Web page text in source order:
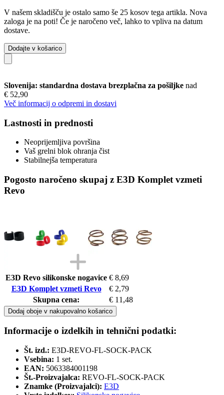
V našem skladišču je ostalo samo še 25 kosov tega artikla. Nova
zaloga je na poti! Če je naročeno več, lahko to vpliva na datum
dostave.
Dodajte v košarico
Slovenija: standardna dostava brezplačna za pošiljke nad
€ 52,90
Več informacij o odpremi in dostavi
Lastnosti in prednosti
Neoprijemljiva površina
Vaš grelni blok ohranja čist
Stabilnejša temperatura
Pogosto naročeno skupaj z E3D Komplet vzmeti
Revo
E3D Revo silikonske nogavice € 8,69
E3D Komplet vzmeti Revo
€ 2,79
Skupna cena:
€ 11,48
Dodaj oboje v nakupovalno košarico
Informacije o izdelkih in tehnični podatki:
Št. izd.: E3D-REVO-FL-SOCK-PACK
Vsebina: 1 set.
EAN: 5063384001198
Št.-Proizvajalca: REVO-FL-SOCK-PACK
Znamke (Proizvajalci): E3D